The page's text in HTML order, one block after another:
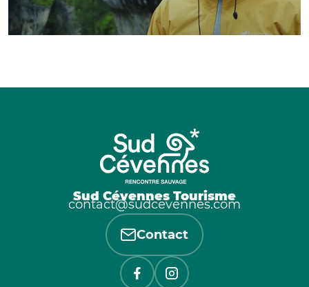
Sud Cévennes Tourisme
contact@sudcevennes.com
Contact